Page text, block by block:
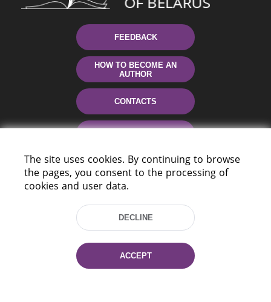
FEEDBACK
HOW TO BECOME AN
AUTHOR
CONTACTS
220114, Niezaležnasci Ave. 116, Minsk,
The site uses cookies. By continuing to browse
the pages, you consent to the processing of
cookies and user data.
DECLINE
ACCEPT